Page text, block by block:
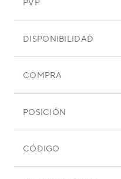
PVP
DISPONIBILIDAD
COMPRA
POSICIÓN
CÓDIGO